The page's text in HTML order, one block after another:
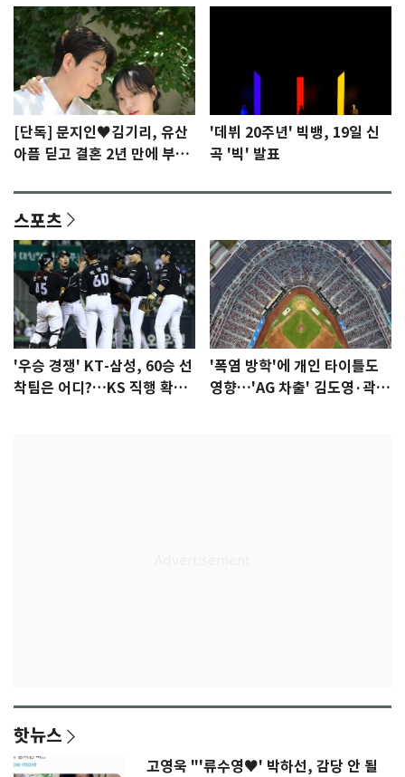
[단독] 문지인♥김기리, 유산
아픔 딛고 결혼 2년 만에 부모
'데뷔 20주년' 빅뱅, 19일 신
곡 '빅' 발표
스포츠
'우승 경쟁' KT-삼성, 60승 선
착팀은 어디?…KS 직행 확률
'폭염 방학'에 개인 타이틀도
영향…'AG 차출' 김도영·곽빈
핫뉴스
고영욱 "'류수영♥' 박하선, 감당 안 될